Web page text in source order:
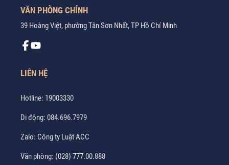
VĂN PHÒNG CHÍNH
39 Hoàng Việt, phường Tân Sơn Nhất, TP Hồ Chí Minh
LIÊN HỆ
Hotline: 19003330
Di động: 084.696.7979
Zalo: Công ty Luật ACC
Văn phòng: (028) 777.00.888